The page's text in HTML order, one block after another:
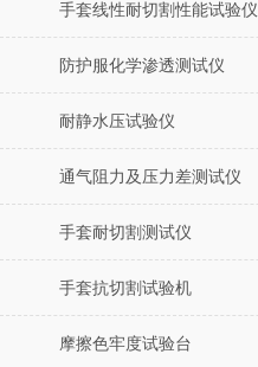
手套线性耐切割性能试验仪
防护服化学渗透测试仪
耐静水压试验仪
通气阻力及压力差测试仪
手套耐切割测试仪
手套抗切割试验机
摩擦色牢度试验台